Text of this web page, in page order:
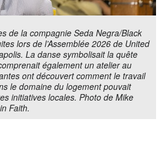
de la compagnie Seda Negra/Black
lors de l’Assemblée 2026 de United
La danse symbolisait la quête
également un atelier au
ont découvert comment le travail
le domaine du logement pouvait
initiatives locales. Photo de Mike
Faith.